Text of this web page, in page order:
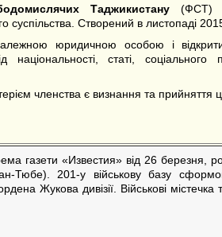
Таджикистану (ФСТ) є
суспільства. Створений в листопаді
юридичною особою і
національності, статі,
членства є визнання та прийняття
газети «Известия» від 26 березня,
Тюбе). 201-у військову базу
Жукова дивізії. Військові